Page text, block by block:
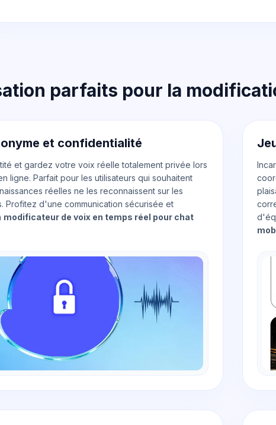
parfaits pour la
et confidentialité
et gardez votre voix réelle totalement privée lors
ligne. Parfait pour les utilisateurs qui souhaitent
réelles ne les reconnaissent sur les
Profitez d'une communication sécurisée et
modificateur de voix en temps réel pour chat